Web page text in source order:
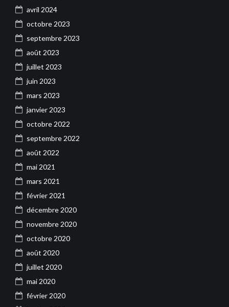
avril 2024
octobre 2023
septembre 2023
août 2023
juillet 2023
juin 2023
mars 2023
janvier 2023
octobre 2022
septembre 2022
août 2022
mai 2021
mars 2021
février 2021
décembre 2020
novembre 2020
octobre 2020
août 2020
juillet 2020
mai 2020
février 2020